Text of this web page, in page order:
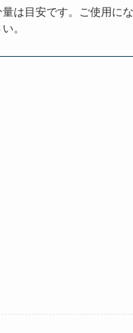
量は目安です。ご使用に
。